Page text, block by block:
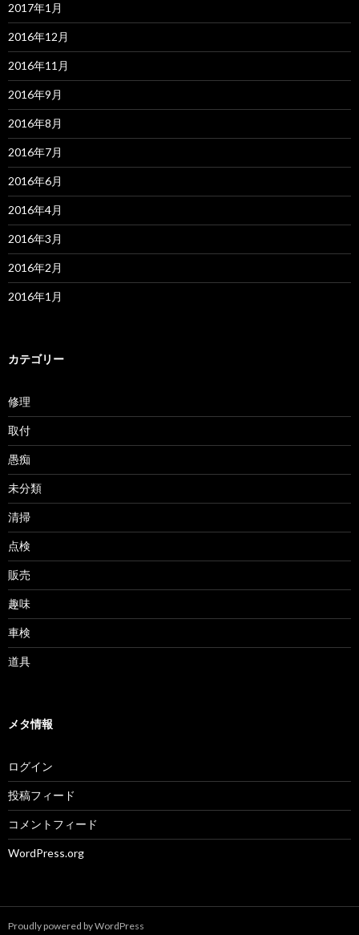
2017年1月
2016年12月
2016年11月
2016年9月
2016年8月
2016年7月
2016年6月
2016年4月
2016年3月
2016年2月
2016年1月
カテゴリー
修理
取付
愚痴
未分類
清掃
点検
販売
趣味
車検
道具
メタ情報
ログイン
投稿フィード
コメントフィード
WordPress.org
Proudly powered by WordPress